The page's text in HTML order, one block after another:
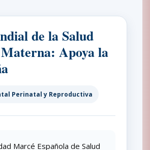
de la Salud
Apoya la
Perinatal y Reproductiva
Marcé Española de Salud